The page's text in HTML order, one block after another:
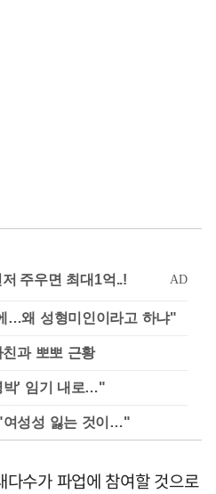
…왜 성형미인이라고 하냐"
과 뽀뽀 근황
박' 임기 내로…"
여성성 잃는 것이…"
수가 파업에 참여할 것으로